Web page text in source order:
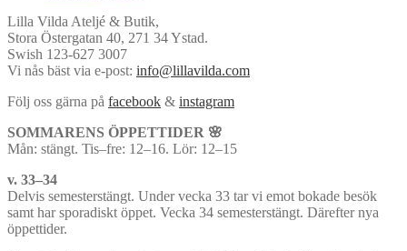
Lilla Vilda Ateljé & Butik,
Stora Östergatan 40, 271 34 Ystad.
Swish 123-627 3007
Vi nås bäst via e-post: info@lillavilda.com
Följ oss gärna på facebook & instagram
SOMMARENS ÖPPETTIDER 🌸
Mån: stängt. Tis–fre: 12–16. Lör: 12–15
v. 33–34
Delvis semesterstängt. Under vecka 33 tar vi emot bokade besök
samt har sporadiskt öppet. Vecka 34 semesterstängt. Därefter nya
öppettider.